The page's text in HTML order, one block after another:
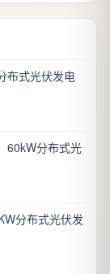
布式光伏发电
60kW分布式光
分布式光伏发